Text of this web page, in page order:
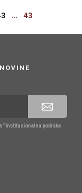
... 43
“Institucionalna podrška